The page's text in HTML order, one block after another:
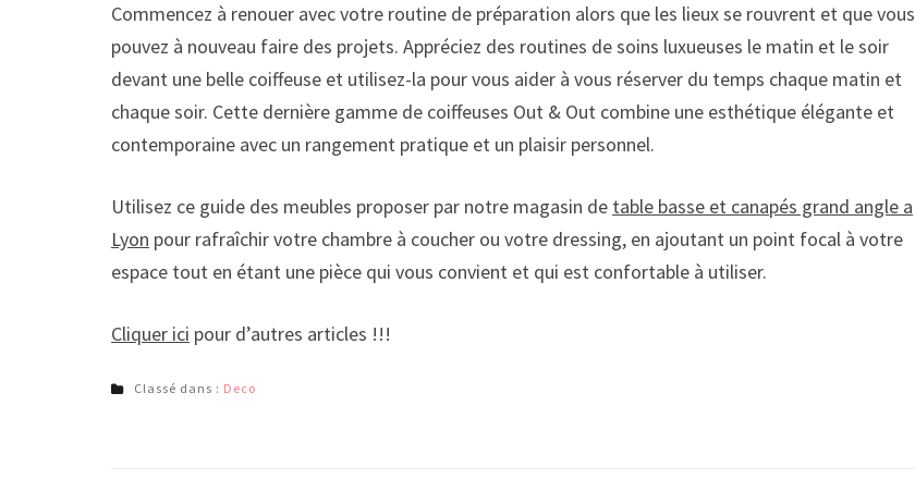
Commencez à renouer avec votre routine de préparation alors que les lieux se rouvrent et que vous
pouvez à nouveau faire des projets. Appréciez des routines de soins luxueuses le matin et le soir
devant une belle coiffeuse et utilisez-la pour vous aider à vous réserver du temps chaque matin et
chaque soir. Cette dernière gamme de coiffeuses Out & Out combine une esthétique élégante et
contemporaine avec un rangement pratique et un plaisir personnel.
Utilisez ce guide des meubles proposer par notre magasin de table basse et canapés grand angle a
Lyon pour rafraîchir votre chambre à coucher ou votre dressing, en ajoutant un point focal à votre
espace tout en étant une pièce qui vous convient et qui est confortable à utiliser.
Cliquer ici pour d’autres articles !!!
Classé dans : Deco